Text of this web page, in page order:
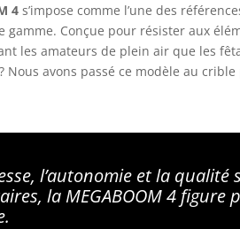
4 s’impose comme l’une des
gamme. Conçue pour résister aux
les amateurs de plein air que les
Nous avons passé ce modèle au
l’autonomie et la
la MEGABOOM 4 figure